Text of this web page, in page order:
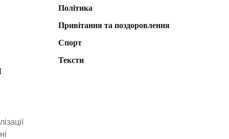
Політика
Привітання та поздоровлення
Спорт
Тексти